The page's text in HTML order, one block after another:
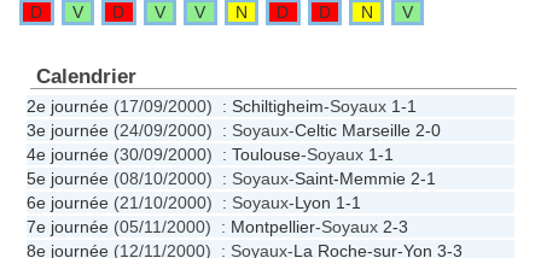
D V D V V N D D N V
Calendrier
2e journée (17/09/2000) : Schiltigheim-Soyaux 1-1
3e journée (24/09/2000) : Soyaux-Celtic Marseille 2-0
4e journée (30/09/2000) : Toulouse-Soyaux 1-1
5e journée (08/10/2000) : Soyaux-Saint-Memmie 2-1
6e journée (21/10/2000) : Soyaux-Lyon 1-1
7e journée (05/11/2000) : Montpellier-Soyaux 2-3
8e journée (12/11/2000) : Soyaux-La Roche-sur-Yon 3-3